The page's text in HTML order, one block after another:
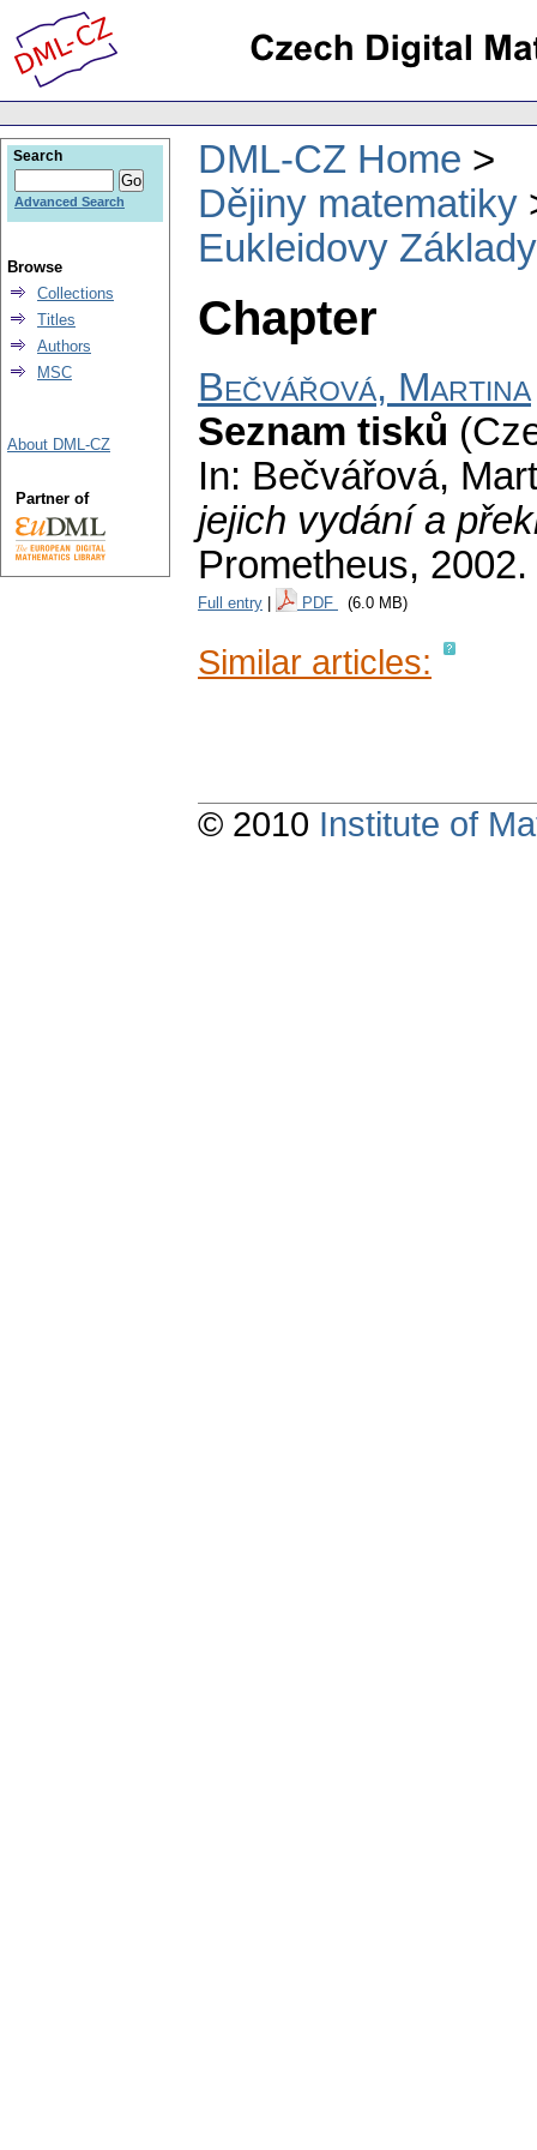
DML-CZ Home
Dějiny matematiky
Eukleidovy
Chapter
Bečvářová, Martina
Seznam tisků
In: Bečvářová,
jejich vydání a
Prometheus,
Full entry PDF (6.0 MB)
Similar articles:
Search
Advanced Search
Browse
Collections
Titles
Authors
MSC
About DML-CZ
Partner of
© 2010 Institute of